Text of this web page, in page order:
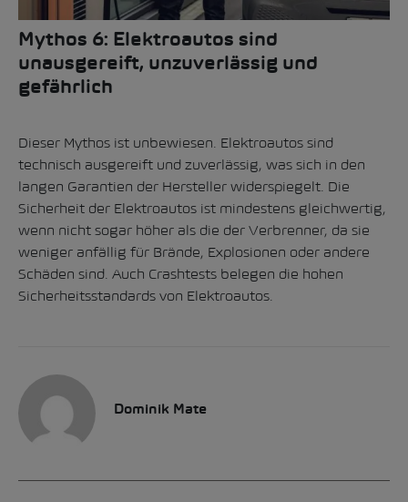
Mythos 6: Elektroautos sind
unausgereift, unzuverlässig und
gefährlich
Dieser Mythos ist unbewiesen. Elektroautos sind
technisch ausgereift und zuverlässig, was sich in den
langen Garantien der Hersteller widerspiegelt. Die
Sicherheit der Elektroautos ist mindestens gleichwertig,
wenn nicht sogar höher als die der Verbrenner, da sie
weniger anfällig für Brände, Explosionen oder andere
Schäden sind. Auch Crashtests belegen die hohen
Sicherheitsstandards von Elektroautos
Dominik Mate